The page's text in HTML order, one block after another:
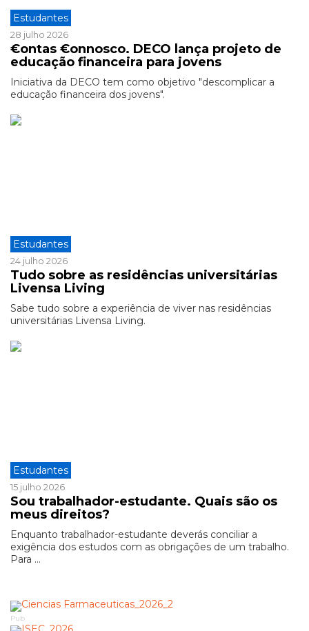
Estudantes
28 julho 2026
€ontas €onnosco. DECO lança projeto de
educação financeira para jovens
Iniciativa da DECO tem como objetivo "descomplicar a
educação financeira dos jovens".
Estudantes
24 julho 2026
Tudo sobre as residências universitárias
Livensa Living
Sabe tudo sobre a experiência de viver nas residências
universitárias Livensa Living.
Estudantes
15 julho 2026
Sou trabalhador-estudante. Quais são os
meus direitos?
Enquanto trabalhador-estudante deverás conciliar a
exigência dos estudos com as obrigações de um trabalho.
Para ...
Pub